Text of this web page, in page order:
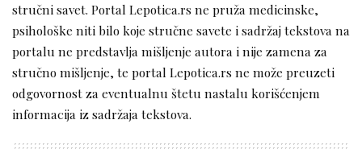
stručni savet. Portal Lepotica.rs ne pruža medicinske,
psihološke niti bilo koje stručne savete i sadržaj tekstova na
portalu ne predstavlja mišljenje autora i nije zamena za
stručno mišljenje, te portal Lepotica.rs ne može preuzeti
odgovornost za eventualnu štetu nastalu korišćenjem
informacija iz sadržaja tekstova.